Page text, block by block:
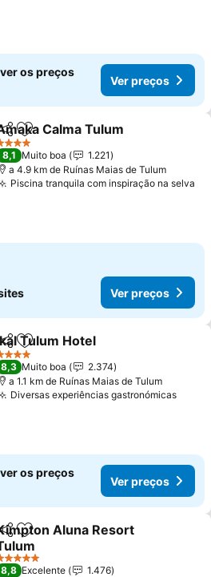
os preços
Ver preços
Adicionar aos favoritos
Calma Tulum
Estrelas
8,1 Muito boa
1.221
a 4.9 km de Ruínas Maias de Tulum
Piscina tranquila com inspiração na selva
Ver preços
Adicionar aos favoritos
Tulum Hotel
Estrelas
8,3 Muito boa
2.374
a 1.1 km de Ruínas Maias de Tulum
Diversas experiências gastronómicas
os preços
Ver preços
Adicionar aos favoritos
Aluna Resort
Estrelas
8,8 Excelente
1.476